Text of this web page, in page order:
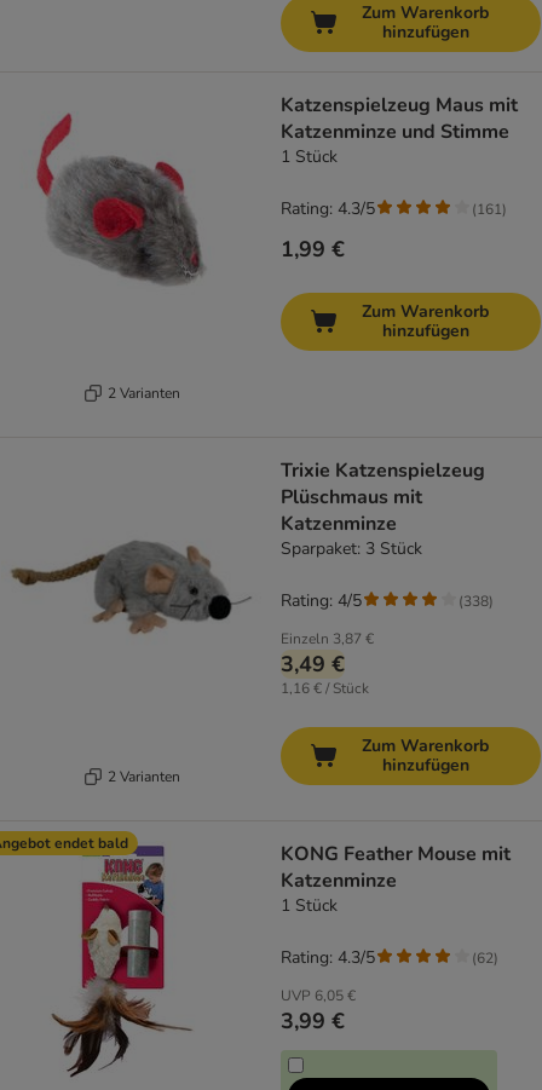
Zum Warenkorb
hinzufügen
2 Varianten
Katzenspielzeug Maus mit
Katzenminze und Stimme
1 Stück
1,99 €
Rating: 4.3/5 (161)
Zum Warenkorb
hinzufügen
2 Varianten
Trixie Katzenspielzeug
Plüschmaus mit
Katzenminze
Sparpaket: 3 Stück
Einzeln 3,87 €
3,49 €
1,16 € / Stück
Rating: 4/5 (338)
Zum Warenkorb
hinzufügen
endet bald
KONG Feather Mouse mit
Katzenminze
1 Stück
UVP 6,05 €
3,99 €
Rating: 4.3/5 (62)